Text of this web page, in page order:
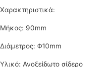
Χαρακτηριστικά:
Μήκος: 90mm
Διάμετρος: Φ10mm
Υλικό: Ανοξείδωτο σίδερο